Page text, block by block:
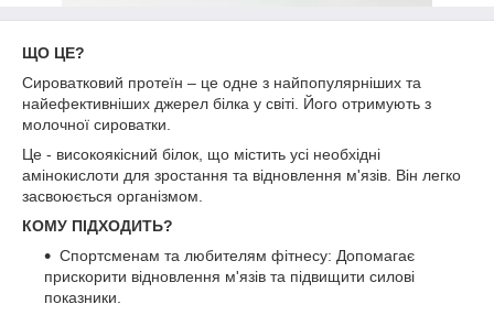
ЩО ЦЕ?
Сироватковий протеїн – це одне з найпопулярніших та
найефективніших джерел білка у світі. Його отримують з
молочної сироватки.
Це - високоякісний білок, що містить усі необхідні
амінокислоти для зростання та відновлення м'язів. Він легко
засвоюється організмом.
КОМУ ПІДХОДИТЬ?
Спортсменам та любителям фітнесу: Допомагає
прискорити відновлення м'язів та підвищити силові
показники.